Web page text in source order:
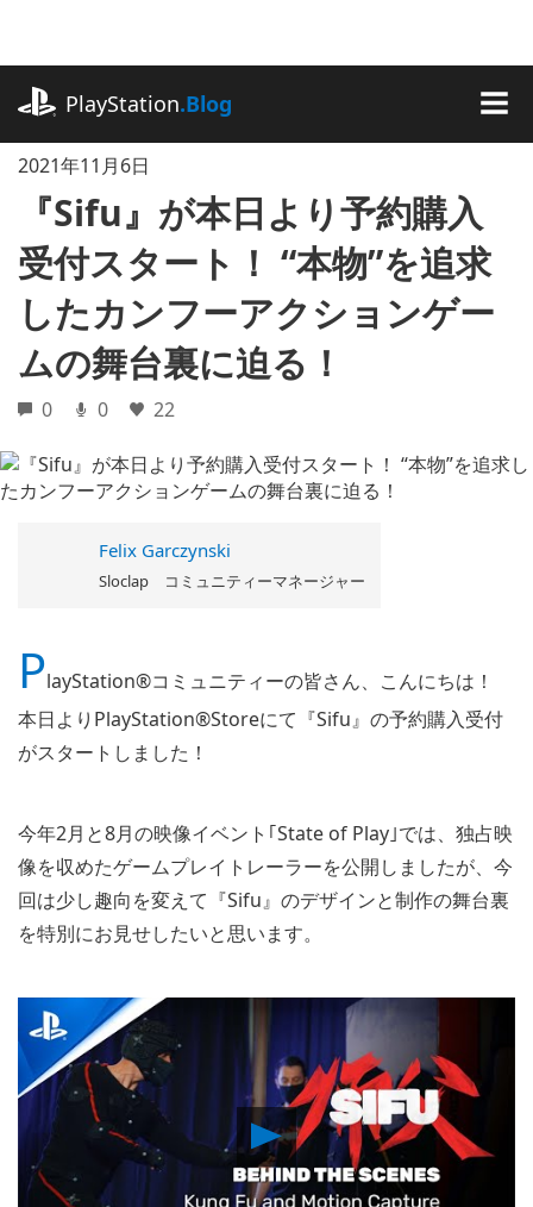
に
ッ
PlayStation.Blog
2021年11月6日
『Sifu』が本日より予約購入
受付スタート！ “本物”を追求
したカンフーアクションゲー
ムの舞台裏に迫る！
0 0 22
Felix Garczynski
Sloclap コミュニティーマネージャー
PlayStation®コミュニティーの皆さん、こんにちは！
本日よりPlayStation®Storeにて『Sifu』の予約購入受付
がスタートしました！
今年2月と8月の映像イベント｢State of Play｣では、独占映
像を収めたゲームプレイトレーラーを公開しましたが、今
回は少し趣向を変えて『Sifu』のデザインと制作の舞台裏
を特別にお見せしたいと思います。
Play
Video